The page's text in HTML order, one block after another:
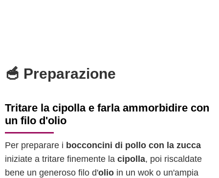
🥣 Preparazione
Tritare la cipolla e farla ammorbidire con
un filo d'olio
Per preparare i bocconcini di pollo con la zucca
iniziate a tritare finemente la cipolla, poi riscaldate
bene un generoso filo d'olio in un wok o un'ampia